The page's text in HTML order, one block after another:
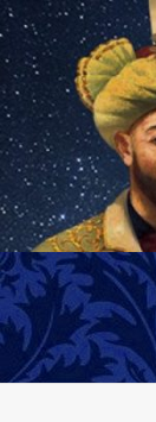
Skip
to
content